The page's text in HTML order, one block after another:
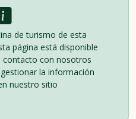
de turismo de esta
página está disponible
contacto con nosotros
la información
nuestro sitio